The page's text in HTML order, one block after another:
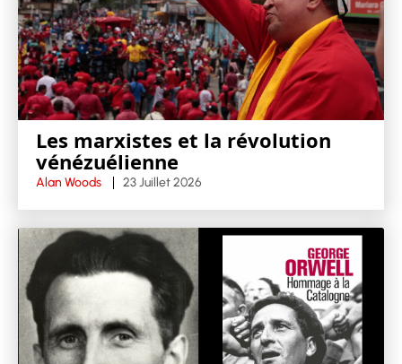
Les marxistes et la révolution
vénézuélienne
Alan Woods 23 Juillet 2026